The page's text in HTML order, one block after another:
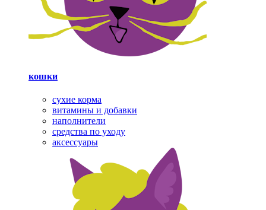
кошки
сухие корма
витамины и добавки
наполнители
средства по уходу
аксессуары